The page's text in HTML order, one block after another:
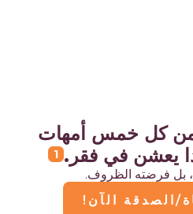
من كل خمس أمهات
يعشن في فقر. 1
بل فرضته الظروف.
الصدقة الآن!